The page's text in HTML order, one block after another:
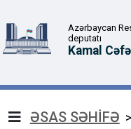
Azərbaycan
deputatı
Kamal
ƏSAS SƏHİFƏ >